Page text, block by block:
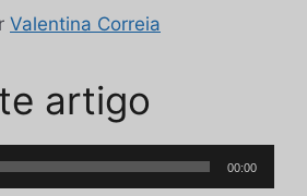
Valentina Correia
artigo
00:00